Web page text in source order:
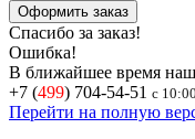
Спасибо за заказ!
Ошибка!
В ближайшее время
+7 (499) 704-54-51 с
Перейти на полную